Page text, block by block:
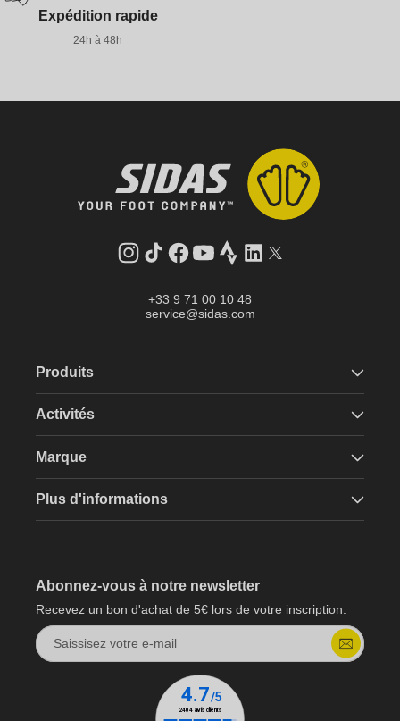
Expédition rapide
24h à 48h
Instagram
Tik
Facebook
YouTube
StravaLinkedInTwitter
+33 9 71 00 10 48
service@sidas.com
Produits
Activités
Marque
Plus d'informations
Abonnez-vous à notre newsletter
Recevez un bon d'achat de 5€ lors de votre inscription.
Saissisez votre e-mail